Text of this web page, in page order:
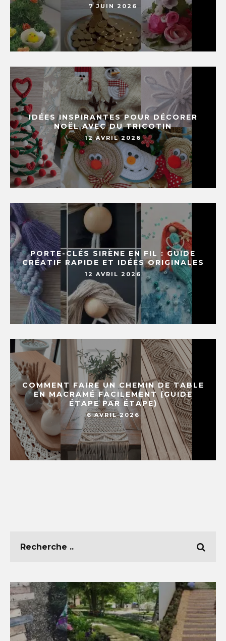
7 JUIN 2026
IDÉES INSPIRANTES POUR DÉCORER
NOËL AVEC DU TRICOTIN
12 AVRIL 2026
PORTE-CLÉS SIRÈNE EN FIL : GUIDE
CRÉATIF RAPIDE ET IDÉES ORIGINALES
12 AVRIL 2026
COMMENT FAIRE UN CHEMIN DE TABLE
EN MACRAMÉ FACILEMENT (GUIDE
ÉTAPE PAR ÉTAPE)
6 AVRIL 2026